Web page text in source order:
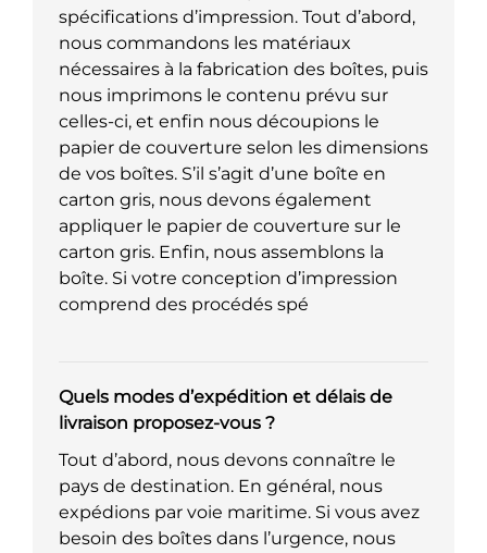
spécifications d’impression. Tout d’abord,
nous commandons les matériaux
nécessaires à la fabrication des boîtes, puis
nous imprimons le contenu prévu sur
celles-ci, et enfin nous découpions le
papier de couverture selon les dimensions
de vos boîtes. S’il s’agit d’une boîte en
carton gris, nous devons également
appliquer le papier de couverture sur le
carton gris. Enfin, nous assemblons la
boîte. Si votre conception d’impression
comprend des procédés spé
Quels modes d’expédition et délais de
livraison proposez-vous ?
Tout d’abord, nous devons connaître le
pays de destination. En général, nous
expédions par voie maritime. Si vous avez
besoin des boîtes dans l’urgence, nous